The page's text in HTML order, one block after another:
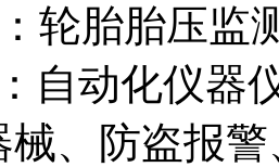
轮胎胎压监
自动化仪器
械、防盗报